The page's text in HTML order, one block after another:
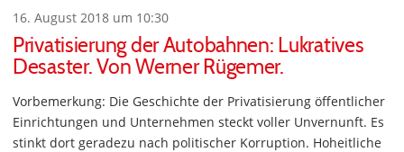
16. August 2018 um 10:30
Privatisierung der Autobahnen: Lukratives
Desaster. Von Werner Rügemer.
Vorbemerkung: Die Geschichte der Privatisierung öffentlicher
Einrichtungen und Unternehmen steckt voller Unvernunft. Es
stinkt dort geradezu nach politischer Korruption. Hoheitliche